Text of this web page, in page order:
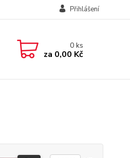
Přihlášení
0ks
za 0,00 Kč